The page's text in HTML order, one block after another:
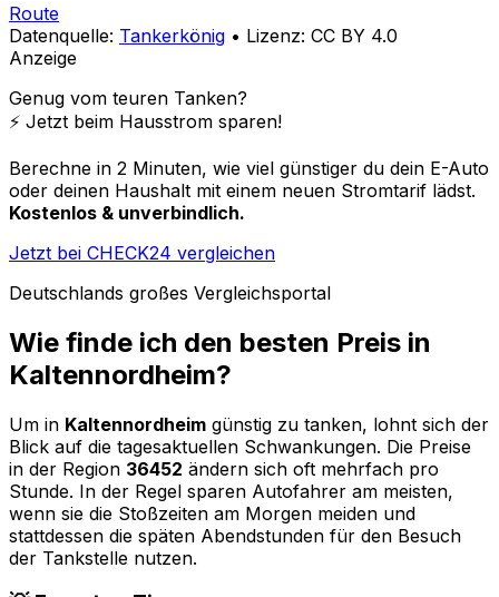
Route
Datenquelle: Tankerkönig • Lizenz: CC BY 4.0
Anzeige
Genug vom teuren Tanken?
⚡️ Jetzt beim Hausstrom sparen!
Berechne in 2 Minuten, wie viel günstiger du dein E-Auto
oder deinen Haushalt mit einem neuen Stromtarif lädst.
Kostenlos & unverbindlich.
Jetzt bei CHECK24 vergleichen
Deutschlands großes Vergleichsportal
Wie finde ich den besten Preis in
Kaltennordheim?
Um in Kaltennordheim günstig zu tanken, lohnt sich der
Blick auf die tagesaktuellen Schwankungen. Die Preise
in der Region 36452 ändern sich oft mehrfach pro
Stunde. In der Regel sparen Autofahrer am meisten,
wenn sie die Stoßzeiten am Morgen meiden und
stattdessen die späten Abendstunden für den Besuch
der Tankstelle nutzen.